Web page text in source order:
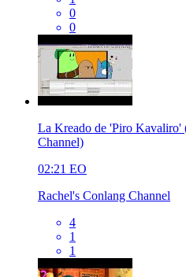
0
0
La Kreado de 'Piro Kavaliro'
Channel)
02:21 EO
Rachel's Conlang Channel
4
1
1